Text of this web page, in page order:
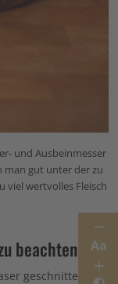
Aa
und Ausbeinmesser
man gut unter der zu
viel wertvolles Fleisch
beachten?
geschnitten.